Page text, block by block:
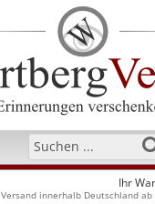
Ihr
Versand innerhalb Deutschland